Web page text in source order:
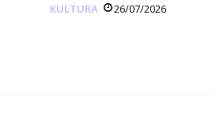
KULTURA 26/07/2026